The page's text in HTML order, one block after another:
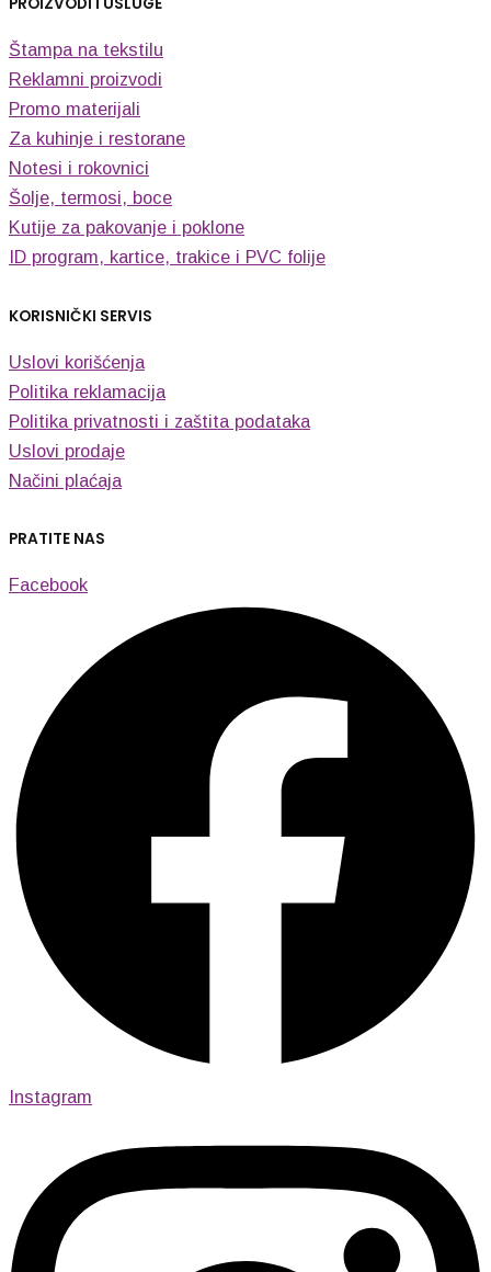
Štampa na tekstilu
Reklamni proizvodi
Promo materijali
Za kuhinje i restorane
Notesi i rokovnici
Šolje, termosi, boce
Kutije za pakovanje i poklone
ID program, kartice, trakice i PVC folije
KORISNIČKI SERVIS
Uslovi korišćenja
Politika reklamacija
Politika privatnosti i zaštita podataka
Uslovi prodaje
Načini plaćaja
PRATITE NAS
Facebook
Instagram